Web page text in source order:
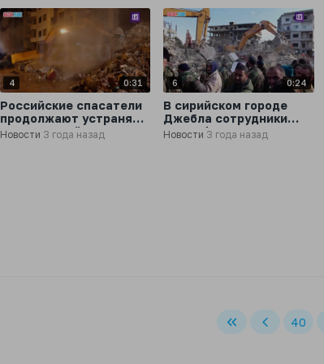
4 0:31
Российские спасатели
продолжают устранять
последствий
землетрясения в Сирии
Новости 3 года назад
6 0:24
В сирийском городе
Джебла сотрудники
МЧС РФ устраняют
последствия
Новости 3 года назад
40